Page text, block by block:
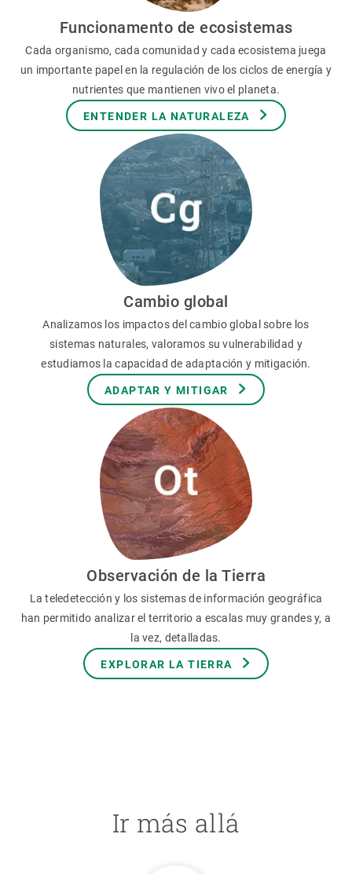
Funcionamento de ecosistemas
Cada organismo, cada comunidad y cada ecosistema juega
un importante papel en la regulación de los ciclos de energía y
nutrientes que mantienen vivo el planeta.
ENTENDER LA NATURALEZA
Cambio global
Analizamos los impactos del cambio global sobre los
sistemas naturales, valoramos su vulnerabilidad y
estudiamos la capacidad de adaptación y mitigación.
ADAPTAR Y MITIGAR
Observación de la Tierra
La teledetección y los sistemas de información geográfica
han permitido analizar el territorio a escalas muy grandes y, a
la vez, detalladas.
EXPLORAR LA TIERRA
Ir más allá